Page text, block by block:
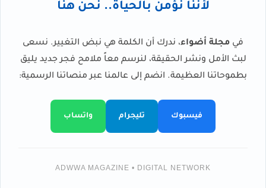
لأننا نؤمن بالحياة.. نحن هنا
في مجلة أضواء، ندرك أن الكلمة هي نبض التغيير. نسعى
لبث الأمل ونشر الحقيقة، لنرسم معاً ملامح فجر جديد يليق
بطموحاتنا العظيمة. انضم إلى عالمنا عبر منصاتنا الرسمية:
فيسبوك تليجرام واتساب
ADWWA MAGAZINE • DIGITAL NETWORK